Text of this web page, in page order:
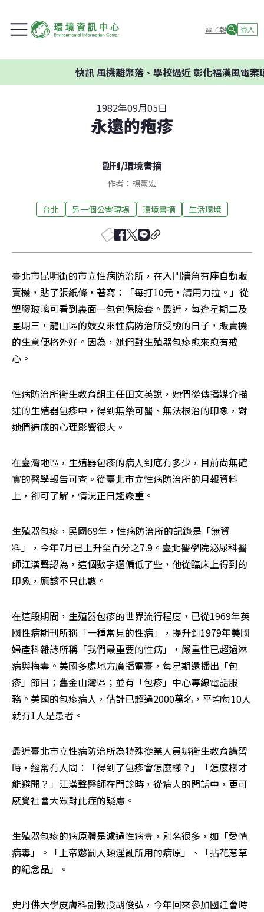
電子報 登入
快訊風機離聚落、學校過近 彰化福漢風電案環
1982年09月05日
永遠的疱疹
副刊/環境書摘
作者：楊憲宏
台北 另一個公害現場 環境書摘 生活環境
臺北市昆明街的市立性病防治所，在入門牆角有座自動販
賣機，貼了張紙條，著寫：「每打10元，請用力拉。」從
塑膠玻璃可看到裏面一包包保險套。最近，每逢星期二及
星期三，龍山區的妓女來性病防治所受檢的日子，販賣機
的生意便格外好。因為，她們對生殖器包疹愈來愈有戒
心。
性病防治所衛生教育組主任田文英說，她們從傳播媒介描
述的生殖器包疹中，得到無藥可醫、無法根治的印象，對
她們造成的心理影響很大。
在臺灣地區，生殖器包疹的病人到底有多少，目前尚無確
實的醫學報告可查。從臺北市立性病防治所的月報資料
上，卻可了解，情況正日趨嚴重。
生殖器包疹，民國69年，性病防治所的記錄是「無資
料」，今年7月已上升至百分之7.9。臺北醫學院泌尿科醫
師江漢聲認為，這個數字還偏低了些，他從臨床上得到的
印象，應該不只此數。
在這段期間，生殖器包疹的世界流行程度，已從1969年英
國性病期刊所稱「一種常見的性病」，提升到1979年美國
婦產科雜誌所稱「我們最重要的性病」，嚴重性已超過淋
病與梅毒。美國多處地方廣播電臺，每星期還播出「包
疹」節目；舊金山灣區；並有「包疹」中心專線電話服
務。美國的包疹病人，估計已超過2000萬名，平均每10人
就有1人是患者。
最近臺北市立性病防治所為特殊從業人員辦衛生教育講習
時，經常有人問：「得到了包疹會怎麼樣？」「怎麼樣才
能避開？」江漢聲醫師在門診時，從病人的問話中，更可
感覺社會大眾對此症的疑慮。
生殖器包疹的病原體是濾過性病毒，別名很多，如「愛情
病毒」。「上帝懲罰人類淫亂所用的病原」、「拈花惹草
的紀念品」。
史丹佛大學皮膚科副教授胡俊弘，今年回來參加國建會時